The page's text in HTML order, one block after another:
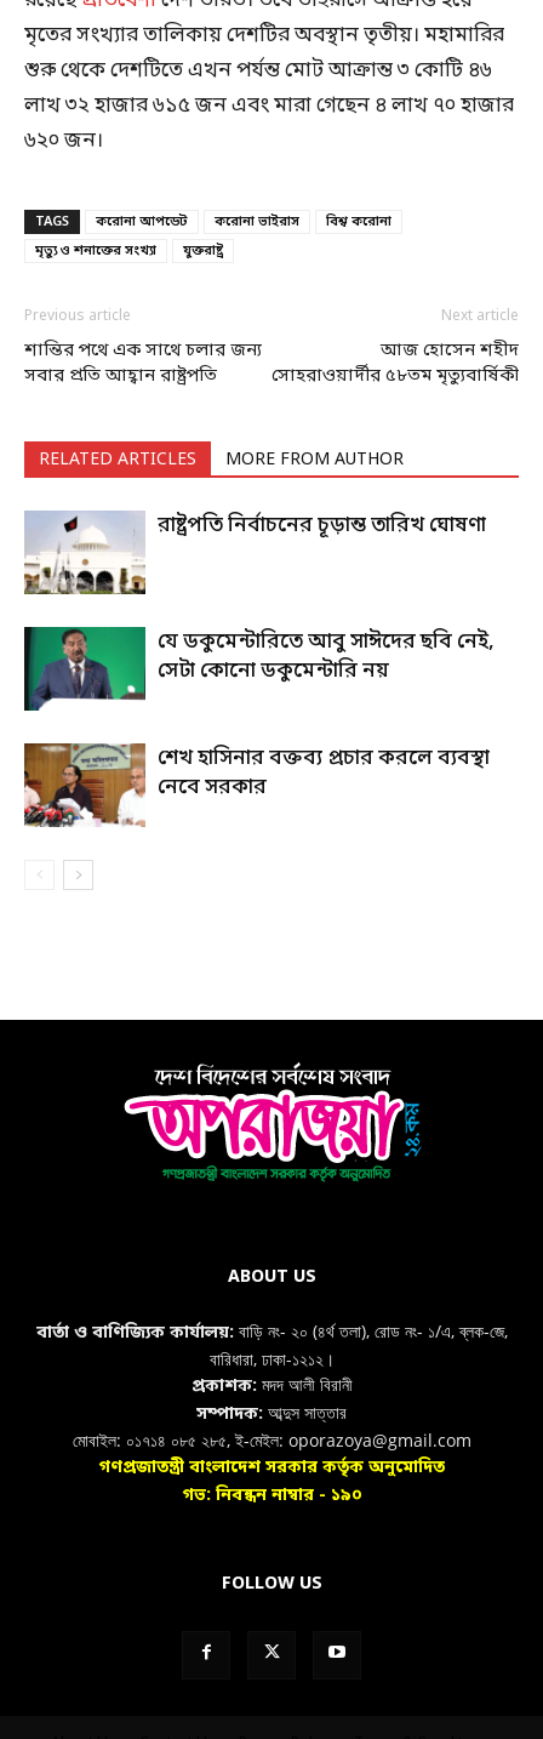
মৃতের সংখ্যার তালিকায় দেশটির অবস্থান তৃতীয়। মহামারির
শুরু থেকে দেশটিতে এখন পর্যন্ত মোট আক্রান্ত ৩ কোটি ৪৬
লাখ ৩২ হাজার ৬১৫ জন এবং মারা গেছেন ৪ লাখ ৭০ হাজার
৬২০ জন।
TAGS করোনা আপডেট করোনা ভাইরাস
বিশ্ব করোনা
মৃত্যু ও শনাক্তের সংখ্যা
যুক্তরাষ্ট্র
Previous article
শান্তির পথে এক সাথে চলার জন্য
সবার প্রতি আহ্বান রাষ্ট্রপতি
Next article
আজ হোসেন শহীদ
সোহরাওয়ার্দীর ৫৮তম মৃত্যুবার্ষিকী
RELATED ARTICLES MORE FROM AUTHOR
রাষ্ট্রপতি নির্বাচনের চূড়ান্ত তারিখ ঘোষণা
যে ডকুমেন্টারিতে আবু সাঈদের ছবি নেই,
সেটা কোনো ডকুমেন্টারি নয়
শেখ হাসিনার বক্তব্য প্রচার করলে ব্যবস্থা
নেবে সরকার
ABOUT US
বার্তা ও বাণিজ্যিক কার্যালয়: বাড়ি নং- ২০ (৪র্থ তলা), রোড নং- ১/এ, ব্লক-জে,
বারিধারা, ঢাকা-১২১২।
প্রকাশক:মদদ আলী বিরানী
সম্পাদক: আব্দুস সাত্তার
মোবাইল: ০১৭১৪ ০৮৫ ২৮৫, ই-মেইল: oporazoya@gmail.com
গণপ্রজাতন্ত্রী বাংলাদেশ সরকার কর্তৃক অনুমোদিত
গভ: নিবন্ধন নাম্বার - ১৯০
FOLLOW US